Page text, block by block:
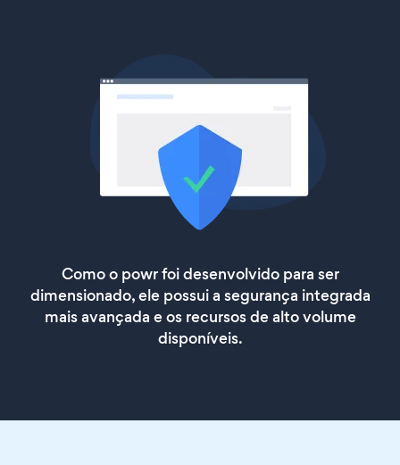
Como o powr foi desenvolvido para ser
dimensionado, ele possui a segurança integrada
mais avançada e os recursos de alto volume
disponíveis.